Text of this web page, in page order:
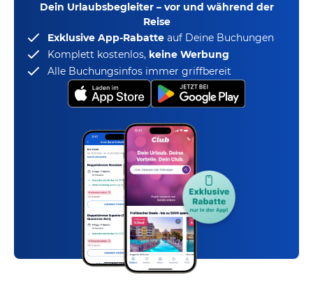
Dein Urlaubsbegleiter – vor und während der
Reise
Exklusive App-Rabatte auf Deine Buchungen
Komplett kostenlos, keine Werbung
Alle Buchungsinfos immer griffbereit